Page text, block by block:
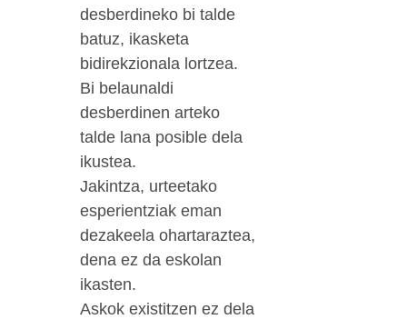
desberdineko bi talde
batuz, ikasketa
bidirekzionala lortzea.
Bi belaunaldi
desberdinen arteko
talde lana posible dela
ikustea.
Jakintza, urteetako
esperientziak eman
dezakeela ohartaraztea,
dena ez da eskolan
ikasten.
Askok existitzen ez dela